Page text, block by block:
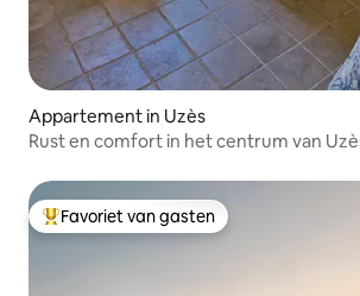
Appartement in Uzès
Rust en comfort in het centrum van
Topfavoriet van gasten
Favoriet van gasten